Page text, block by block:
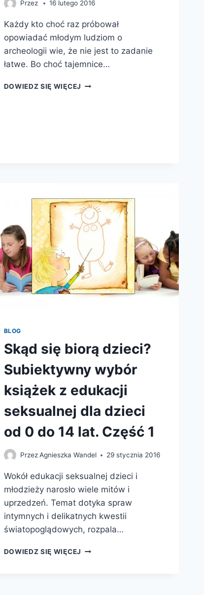
Przez 16 lutego 2016
Każdy kto choć raz próbował
opowiadać młodym ludziom o
archeologii wie, że nie jest to zadanie
łatwe. Bo choć tajemnice…
DOWIEDZ SIĘ WIĘCEJ POD
BLOG
Skąd się biorą dzieci?
Subiektywny wybór
książek z edukacji
seksualnej dla dzieci
od 0 do 14 lat. Część 1
Przez Agnieszka Wandel 29 stycznia 2016
Wokół edukacji seksualnej dzieci i
młodzieży narosło wiele mitów i
uprzedzeń. Temat dotyka spraw
intymnych i delikatnych kwestii
światopoglądowych, rozpala…
DOWIEDZ SIĘ WIĘCEJ SKĄD